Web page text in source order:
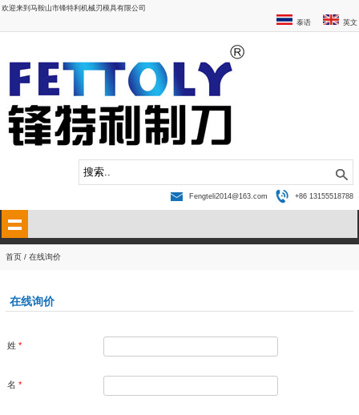
欢迎来到马鞍山市锋特利机械刃模具有限公司
英文
泰语
+86 13155518788
Fengteli2014@163.com
首页 / 在线询价
在线询价
姓 *
名 *